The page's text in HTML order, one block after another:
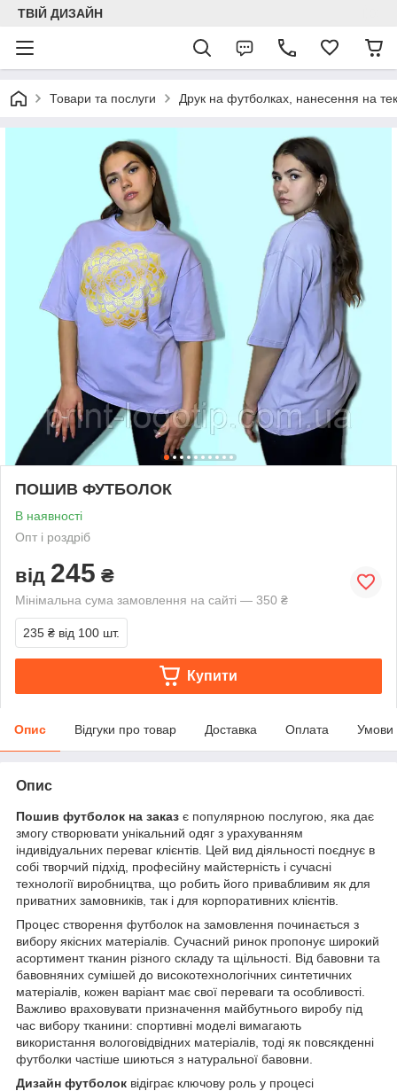
ТВІЙ ДИЗАЙН
Товари та послуги Друк на футболках, нанесення на
ПОШИВ ФУТБОЛОК
В наявності
Опт і роздріб
від 245 ₴
Мінімальна сума замовлення на сайті — 350 ₴
235 ₴ від 100 шт.
Купити
Опис Відгуки про товар Доставка Оплата Умови
Опис
Пошив футболок на заказ є популярною послугою, яка дає
змогу створювати унікальний одяг з урахуванням
індивідуальних переваг клієнтів. Цей вид діяльності поєднує в
собі творчий підхід, професійну майстерність і сучасні
технології виробництва, що робить його привабливим як для
приватних замовників, так і для корпоративних клієнтів.
Процес створення футболок на замовлення починається з
вибору якісних матеріалів. Сучасний ринок пропонує широкий
асортимент тканин різного складу та щільності. Від бавовни та
бавовняних сумішей до високотехнологічних синтетичних
матеріалів, кожен варіант має свої переваги та особливості.
Важливо враховувати призначення майбутнього виробу під
час вибору тканини: спортивні моделі вимагають
використання вологовідвідних матеріалів, тоді як повсякденні
футболки частіше шиються з натуральної бавовни.
Дизайн футболок відіграє ключову роль у процесі